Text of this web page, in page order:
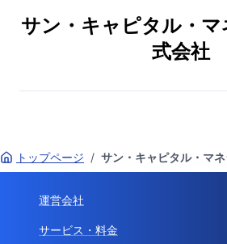
サン・キャピタル・
式会社
トップページ / サン・キャピタル・マ
運営会社
サービス・料金